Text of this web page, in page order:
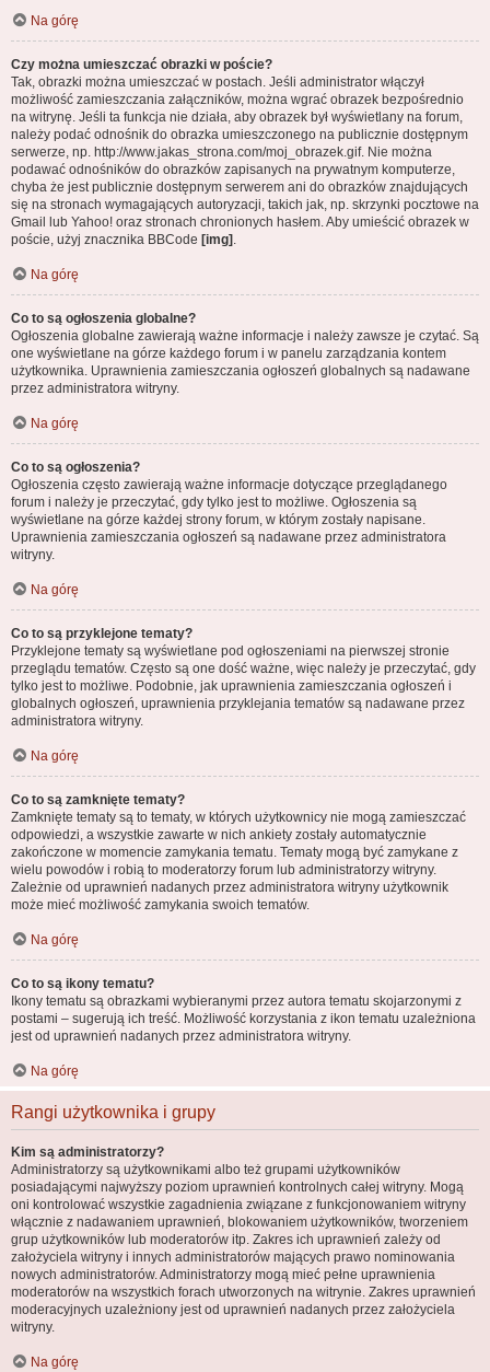
Na górę
Czy można umieszczać obrazki w poście?
Tak, obrazki można umieszczać w postach. Jeśli administrator włączył
możliwość zamieszczania załączników, można wgrać obrazek bezpośrednio
na witrynę. Jeśli ta funkcja nie działa, aby obrazek był wyświetlany na forum,
należy podać odnośnik do obrazka umieszczonego na publicznie dostępnym
serwerze, np. http://www.jakas_strona.com/moj_obrazek.gif. Nie można
podawać odnośników do obrazków zapisanych na prywatnym komputerze,
chyba że jest publicznie dostępnym serwerem ani do obrazków znajdujących
się na stronach wymagających autoryzacji, takich jak, np. skrzynki pocztowe na
Gmail lub Yahoo! oraz stronach chronionych hasłem. Aby umieścić obrazek w
poście, użyj znacznika BBCode [img] .
Na górę
Co to są ogłoszenia globalne?
Ogłoszenia globalne zawierają ważne informacje i należy zawsze je czytać. Są
one wyświetlane na górze każdego forum i w panelu zarządzania kontem
użytkownika. Uprawnienia zamieszczania ogłoszeń globalnych są nadawane
przez administratora witryny.
Na górę
Co to są ogłoszenia?
Ogłoszenia często zawierają ważne informacje dotyczące przeglądanego
forum i należy je przeczytać, gdy tylko jest to możliwe. Ogłoszenia są
wyświetlane na górze każdej strony forum, w którym zostały napisane.
Uprawnienia zamieszczania ogłoszeń są nadawane przez administratora
witryny.
Na górę
Co to są przyklejone tematy?
Przyklejone tematy są wyświetlane pod ogłoszeniami na pierwszej stronie
przeglądu tematów. Często są one dość ważne, więc należy je przeczytać, gdy
tylko jest to możliwe. Podobnie, jak uprawnienia zamieszczania ogłoszeń i
globalnych ogłoszeń, uprawnienia przyklejania tematów są nadawane przez
administratora witryny.
Na górę
Co to są zamknięte tematy?
Zamknięte tematy są to tematy, w których użytkownicy nie mogą zamieszczać
odpowiedzi, a wszystkie zawarte w nich ankiety zostały automatycznie
zakończone w momencie zamykania tematu. Tematy mogą być zamykane z
wielu powodów i robią to moderatorzy forum lub administratorzy witryny.
Zależnie od uprawnień nadanych przez administratora witryny użytkownik
może mieć możliwość zamykania swoich tematów.
Na górę
Co to są ikony tematu?
Ikony tematu są obrazkami wybieranymi przez autora tematu skojarzonymi z
postami – sugerują ich treść. Możliwość korzystania z ikon tematu uzależniona
jest od uprawnień nadanych przez administratora witryny.
Na górę
Rangi użytkownika i grupy
Kim są administratorzy?
Administratorzy są użytkownikami albo też grupami użytkowników
posiadającymi najwyższy poziom uprawnień kontrolnych całej witryny. Mogą
oni kontrolować wszystkie zagadnienia związane z funkcjonowaniem witryny
włącznie z nadawaniem uprawnień, blokowaniem użytkowników, tworzeniem
grup użytkowników lub moderatorów itp. Zakres ich uprawnień zależy od
założyciela witryny i innych administratorów mających prawo nominowania
nowych administratorów. Administratorzy mogą mieć pełne uprawnienia
moderatorów na wszystkich forach utworzonych na witrynie. Zakres uprawnień
moderacyjnych uzależniony jest od uprawnień nadanych przez założyciela
witryny.
Na górę